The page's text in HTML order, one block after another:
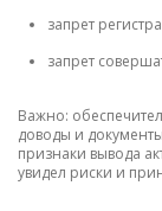
запрет
запрет
Важно:
доводы и
признаки вывода
увидел риски и